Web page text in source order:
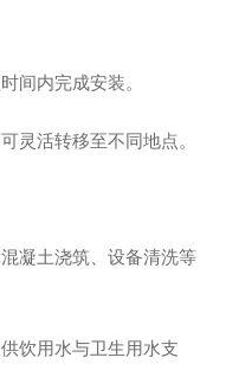
间内完成安装。
灵活转移至不同地点。
凝土浇筑、设备清洗等
饮用水与卫生用水支